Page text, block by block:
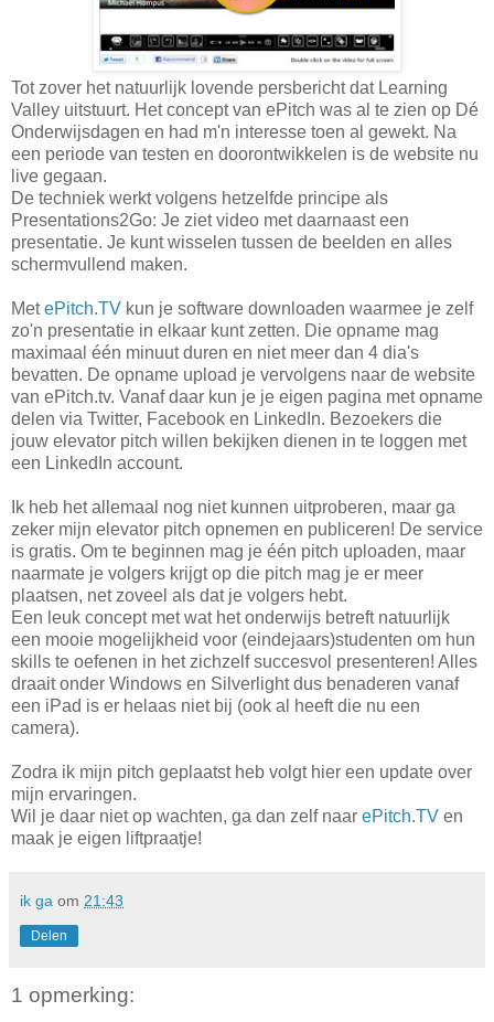
Tot zover het natuurlijk lovende persbericht dat Learning
Valley uitstuurt. Het concept van ePitch was al te zien op Dé
Onderwijsdagen en had m'n interesse toen al gewekt. Na
een periode van testen en doorontwikkelen is de website nu
live gegaan.
De techniek werkt volgens hetzelfde principe als
Presentations2Go: Je ziet video met daarnaast een
presentatie. Je kunt wisselen tussen de beelden en alles
schermvullend maken.
MetePitch.TV kun je software downloaden waarmee je zelf
zo'n presentatie in elkaar kunt zetten. Die opname mag
maximaal één minuut duren en niet meer dan 4 dia's
bevatten. De opname upload je vervolgens naar de website
van ePitch.tv. Vanaf daar kun je je eigen pagina met opname
delen via Twitter, Facebook en LinkedIn. Bezoekers die
jouw elevator pitch willen bekijken dienen in te loggen met
een LinkedIn account.
Ik heb het allemaal nog niet kunnen uitproberen, maar ga
zeker mijn elevator pitch opnemen en publiceren! De service
is gratis. Om te beginnen mag je één pitch uploaden, maar
naarmate je volgers krijgt op die pitch mag je er meer
plaatsen, net zoveel als dat je volgers hebt.
Een leuk concept met wat het onderwijs betreft natuurlijk
een mooie mogelijkheid voor (eindejaars)studenten om hun
skills te oefenen in het zichzelf succesvol presenteren! Alles
draait onder Windows en Silverlight dus benaderen vanaf
een iPad is er helaas niet bij (ook al heeft die nu een
camera).
Zodra ik mijn pitch geplaatst heb volgt hier een update over
mijn ervaringen.
Wil je daar niet op wachten, ga dan zelf naar ePitch.TV en
maak je eigen liftpraatje!
ik ga om 21:43
Delen
1 opmerking: